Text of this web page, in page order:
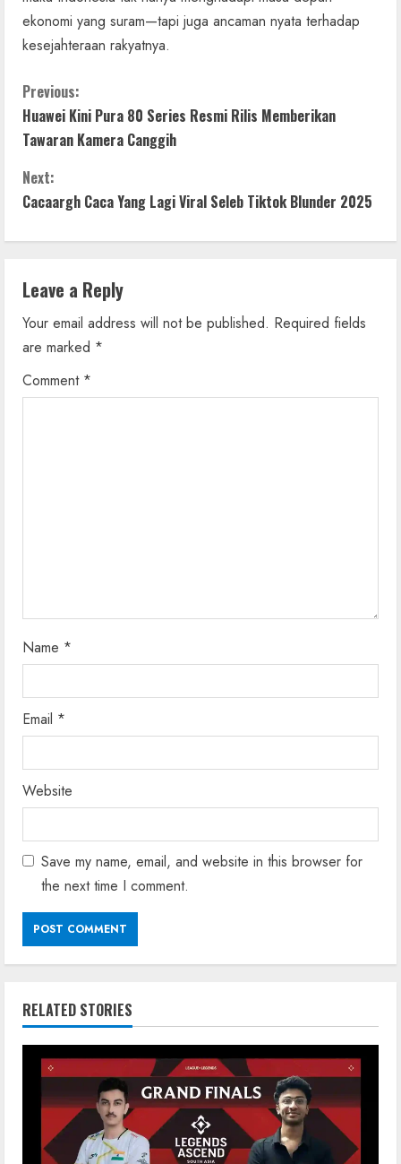
ekonomi yang suram—tapi juga ancaman nyata terhadap
kesejahteraan rakyatnya.
C
o
n
t
i
n
u
e
R
g
Previous:
Huawei Kini Pura 80 Series Resmi Rilis Memberikan
Tawaran Kamera Canggih
Next:
Cacaargh Caca Yang Lagi Viral Seleb Tiktok Blunder 2025
Leave a Reply
Your email address will not be published. Required fields
are marked *
Comment *
Name *
Email *
Website
Save my name, email, and website in this browser for
the next time I comment.
RELATED STORIES